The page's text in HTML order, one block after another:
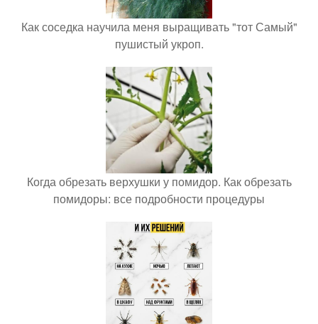
Как соседка научила меня выращивать "тот Самый"
пушистый укроп.
Когда обрезать верхушки у помидор. Как обрезать
помидоры: все подробности процедуры